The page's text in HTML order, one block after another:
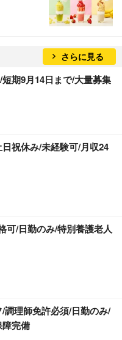
さらに見る
期9月14日まで/大量募集
祝休み/未経験可/月収24
可/日勤のみ/特別養護老人
/調理師免許必須/日勤のみ/
完備